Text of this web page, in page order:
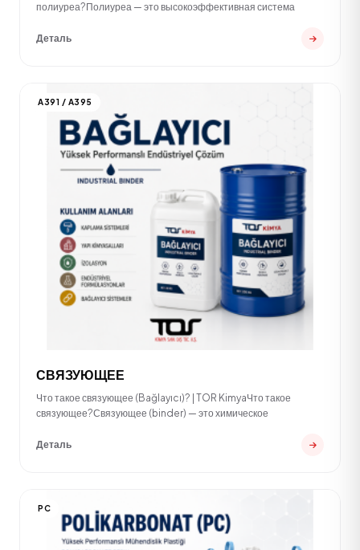
полиуреа?Полиуреа — это высокоэффективная система
Деталь
A391 / A395
СВЯЗУЮЩЕЕ
Что такое связующее (Bağlayıcı)? | TOR KimyaЧто такое
связующее?Связующее (binder) — это химическое
Деталь
PC